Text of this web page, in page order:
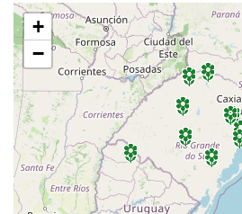
+
−